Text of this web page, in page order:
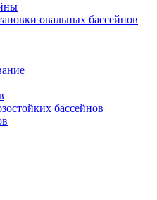
овальных бассейнов
бассейнов